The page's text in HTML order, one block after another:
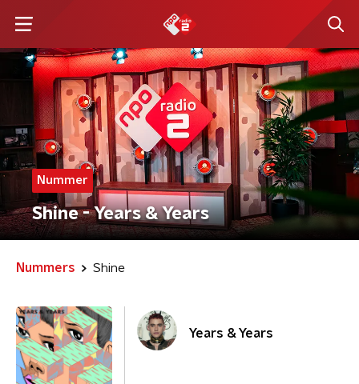
Nummer
Shine - Years & Years
Nummers Shine
Years & Years